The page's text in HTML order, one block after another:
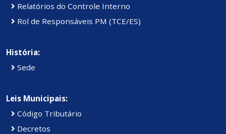
Relatórios do Controle Interno
Rol de Responsáveis PM (TCE/ES)
História:
Sede
Leis Municipais:
Código Tributário
Decretos